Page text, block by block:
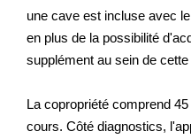
une cave est incluse avec
en plus de la possibilité
supplément au sein de
La copropriété comprend
cours. Côté diagnostics,